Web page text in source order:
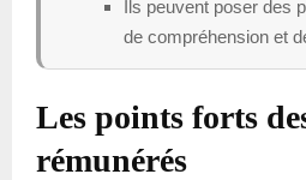
Ils peuvent poser des
de compréhension et
Les points forts
rémunérés